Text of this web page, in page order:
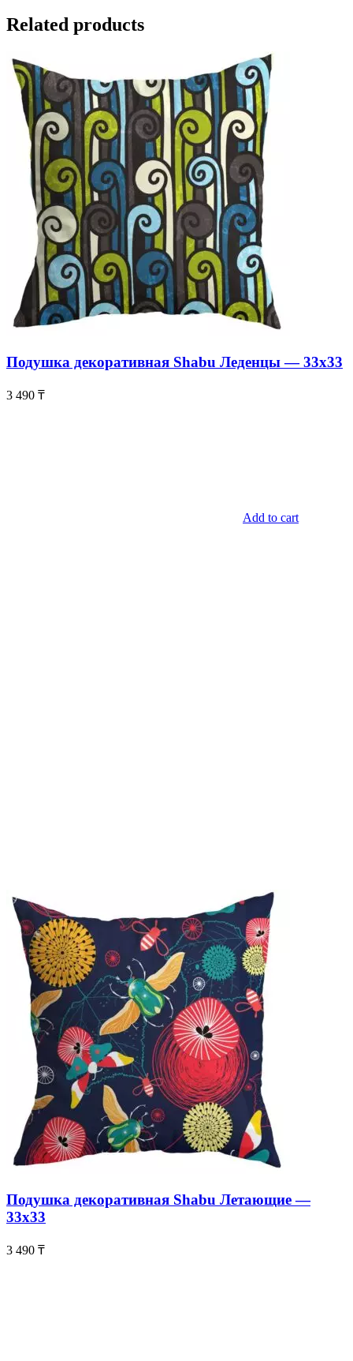
Related products
Подушка декоративная Shabu Леденцы — 33х33
3 490 ₸
Add to cart
Подушка декоративная Shabu Летающие —
33х33
3 490 ₸